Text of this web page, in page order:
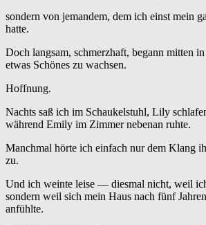
sondern von jemandem, dem ich einst mein
hatte.
Doch langsam, schmerzhaft, begann mitten
etwas Schönes zu wachsen.
Hoffnung.
Nachts saß ich im Schaukelstuhl, Lily
während Emily im Zimmer nebenan ruhte.
Manchmal hörte ich einfach nur dem Klang
zu.
Und ich weinte leise — diesmal nicht, weil
sondern weil sich mein Haus nach fünf
anfühlte.